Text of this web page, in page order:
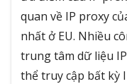
quan về IP proxy
nhất ở EU. Nhiều
trung tâm dữ liệu
thể truy cập bất kỳ